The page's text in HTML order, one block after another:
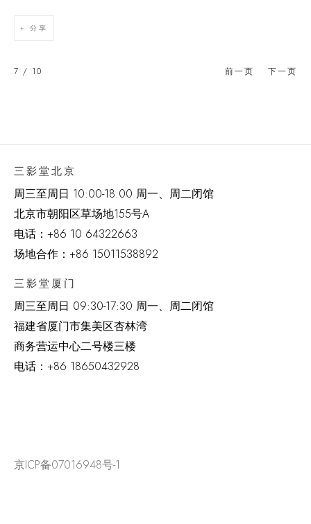
分享
前一页 下一页
7 / 10
三影堂北京
周三至周日 10:00-18:00 周一、周二闭馆
北京市朝阳区草场地155号A
电话： +86 10 64322663
场地合作：+86 15011538892
三影堂厦门
周三至周日 09:30-17:30 周一、周二闭馆
福建省厦门市集美区杏林湾
商务营运中心二号楼三楼
电话： +86 18650432928
京ICP备07016948号-1